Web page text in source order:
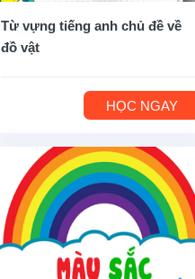
Từ vựng tiếng anh chủ đề về
đồ vật
HỌC NGAY